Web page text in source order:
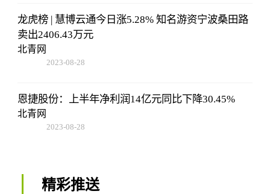
龙虎榜 | 慧博云通今日涨5.28% 知名游资宁波桑田路
卖出2406.43万元
北青网
2023-08-28
恩捷股份：上半年净利润14亿元同比下降30.45%
北青网
2023-08-28
精彩推送